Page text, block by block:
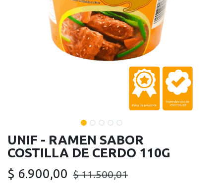
UNIF - RAMEN SABOR
COSTILLA DE CERDO 110G
$ 6.900,00 $11.500,01